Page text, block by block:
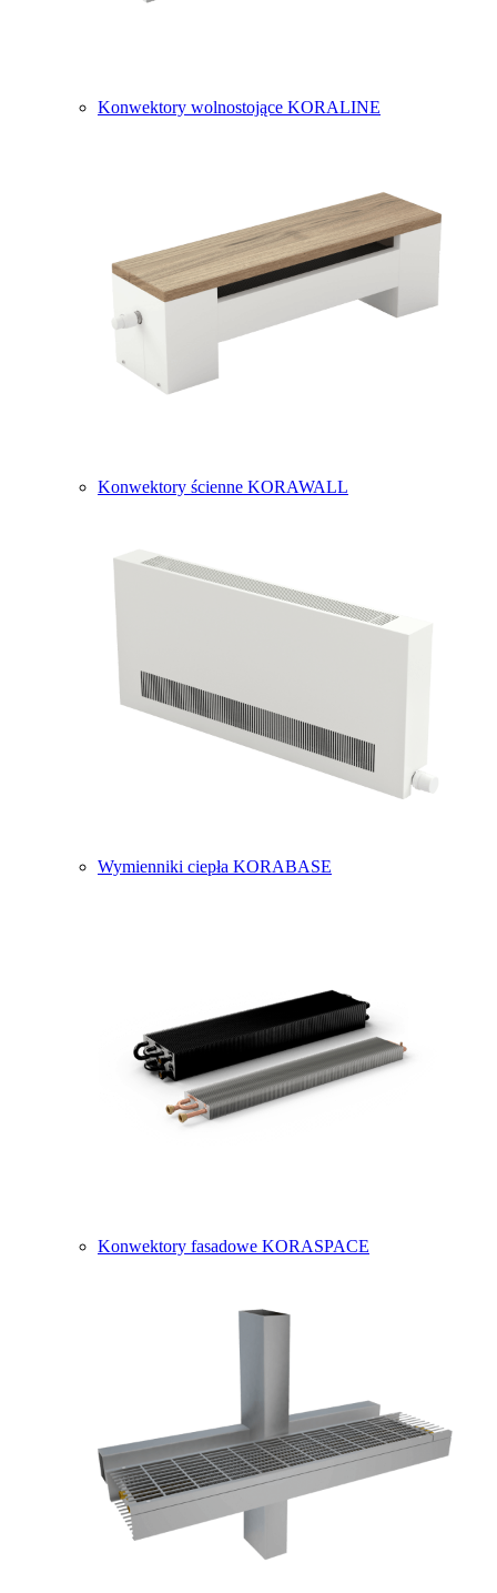
Konwektory wolnostojące KORALINE
Konwektory ścienne KORAWALL
Wymienniki ciepła KORABASE
Konwektory fasadowe KORASPACE